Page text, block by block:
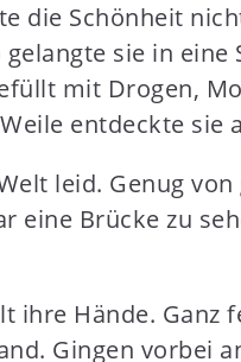
die Schönheit
sie in
mit Drogen,
entdeckte sie
leid. Genug
eine Brücke zu
Hände. Ganz
Gingen vorbei